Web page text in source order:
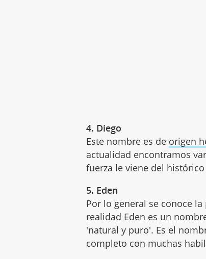
4. Diego
Este nombre es de origen
actualidad encontramos
fuerza le viene del histórico
5. Eden
Por lo general se conoce
realidad Eden es un
'natural y puro'. Es el
completo con muchas